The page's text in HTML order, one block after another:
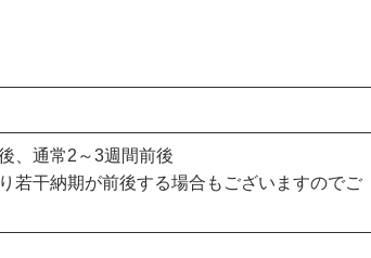
、通常2～3週間前後
若干納期が前後する場合もございますのでご